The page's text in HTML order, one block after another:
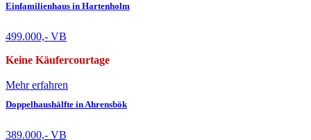
Einfamilienhaus in Hartenholm
499.000,- VB
Keine Käufercourtage
Mehr erfahren
Doppelhaushälfte in Ahrensbök
389.000,- VB